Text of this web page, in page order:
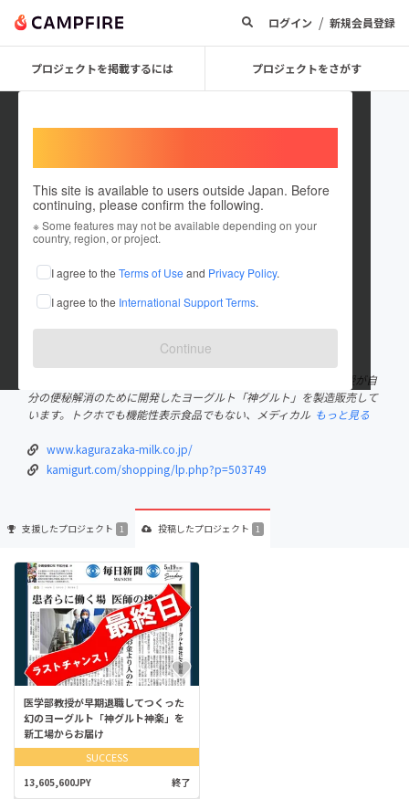
ログイン / 新規会員登録
プロジェクトを掲載するには プロジェクトをさがす
This site is available to users outside Japan. Before
continuing, please confirm the following.
※ Some features may not be available depending on your
country, region, or project.
I agree to the Terms of Use and Privacy Policy.
I agree to the International Support Terms.
Continue
Kagurazaka_milk_company20
プロジェクトオーナー
これまでに1回支援して1件のプロジェクトを投稿しています
在住国：日本 現在地：東京都
出身地：未設定
東京・新宿の神楽坂乳業です。ヒトの体を知り尽くした医学部教授が自
分の便秘解消のために開発したヨーグルト「神グルト」を製造販売して
います。トクホでも機能性表示食品でもない、メディカル もっと見る
www.kagurazaka-milk.co.jp/
kamigurt.com/shopping/lp.php?p=503749
支援したプロジェクト 1 投稿したプロジェクト 1
医学部教授が早期退職してつくった
幻のヨーグルト「神グルト神楽」を
新工場からお届け
SUCCESS
13,605,600JPY 終了